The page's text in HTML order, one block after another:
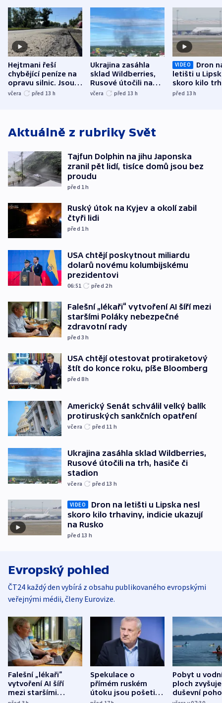
Hejtmani řeší
chybějící peníze na
opravu silnic. Jsou
nenárokové, namítá
včera před 13 h
Ukrajina zasáhla
sklad Wildberries,
Rusové útočili na
trh, hasiče či
včera před 13 h
VIDEO
Dron
letišti u
skoro kilo
indicie
před 13h
Aktuálně z rubriky Svět
Tajfun Dolphin na jihu Japonska
zranil pět lidí, tisíce domů jsou bez
proudu
před 1h
Ruský útok na Kyjev a okolí zabil
čtyři lidi
před 1h
USA chtějí poskytnout miliardu
dolarů novému kolumbijskému
prezidentovi
06:51 před 2h
Falešní „lékaři“ vytvoření AI šíří mezi
staršími Poláky nebezpečné
zdravotní rady
před 3h
USA chtějí otestovat protiraketový
štít do konce roku, píše Bloomberg
před 8h
Americký Senát schválil velký balík
protiruských sankčních opatření
včera před 11 h
Ukrajina zasáhla sklad Wildberries,
Rusové útočili na trh, hasiče či
stadion
včera před 13 h
VIDEO
Dron na letišti u Lipska nesl
skoro kilo trhaviny, indicie ukazují
na Rusko
před 13 h
Evropský pohled
ČT24 každý den vybírá z obsahu publikovaného evropskými
veřejnými médii, členy Eurovize.
Falešní „lékaři“
vytvoření AI šíří
mezi staršími
Poláky nebezpečné
Spekulace o
přímém ruském
útoku jsou pošetilé,
míní estonský
Pobyt u
ploch zvyšuje
duševní
ukázala